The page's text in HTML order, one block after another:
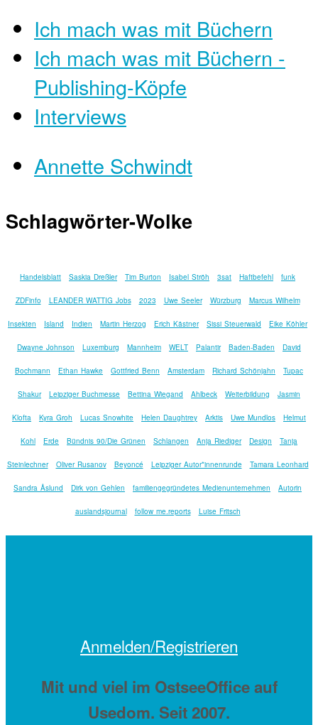
Ich mach was mit Büchern
Ich mach was mit Büchern -
Publishing-Köpfe
Interviews
Annette Schwindt
Schlagwörter-Wolke
Handelsblatt Saskia Dreßler Tim Burton Isabel Ströh 3sat Haftbefehl funk
ZDFinfo LEANDER WATTIG Jobs 2023 Uwe Seeler Würzburg Marcus Wilhelm
Insekten Island Indien Martin Herzog Erich Kästner Sissi Steuerwald Eike Köhler
Dwayne Johnson Luxemburg Mannheim WELT Palantir Baden-Baden David
Bochmann Ethan Hawke Gottfried Benn Amsterdam Richard Schönjahn Tupac
Shakur Leipziger Buchmesse Bettina Wiegand Ahlbeck Weiterbildung Jasmin
Klofta Kyra Groh Lucas Snowhite Helen Daughtrey Arktis Uwe Mundlos Helmut
Kohl Erde Bündnis 90/Die Grünen Schlangen Anja Riediger Design Tanja
Steinlechner Oliver Rusanov Beyoncé Leipziger Autor*innenrunde Tamara Leonhard
Sandra Åslund Dirk von Gehlen familiengegründetes Medienunternehmen Autorin
auslandsjournal follow me.reports Luise Fritsch
Anmelden/Registrieren
Mit und viel im OstseeOffice auf
Usedom. Seit 2007.